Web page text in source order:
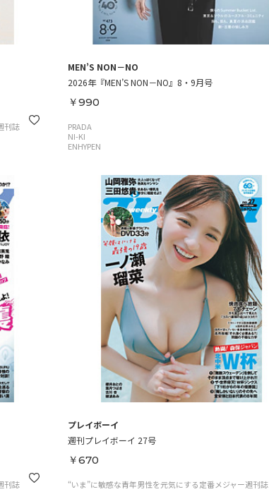
刊誌
MEN’S NON－NO
2026年『MEN’S NON－NO』8・9月号
￥990
PRADA
NI-KI
ENHYPEN
刊誌
プレイボーイ
週刊プレイボーイ 27号
￥670
“いま”に敏感な青年男性を元気にする定番メジャー週刊誌